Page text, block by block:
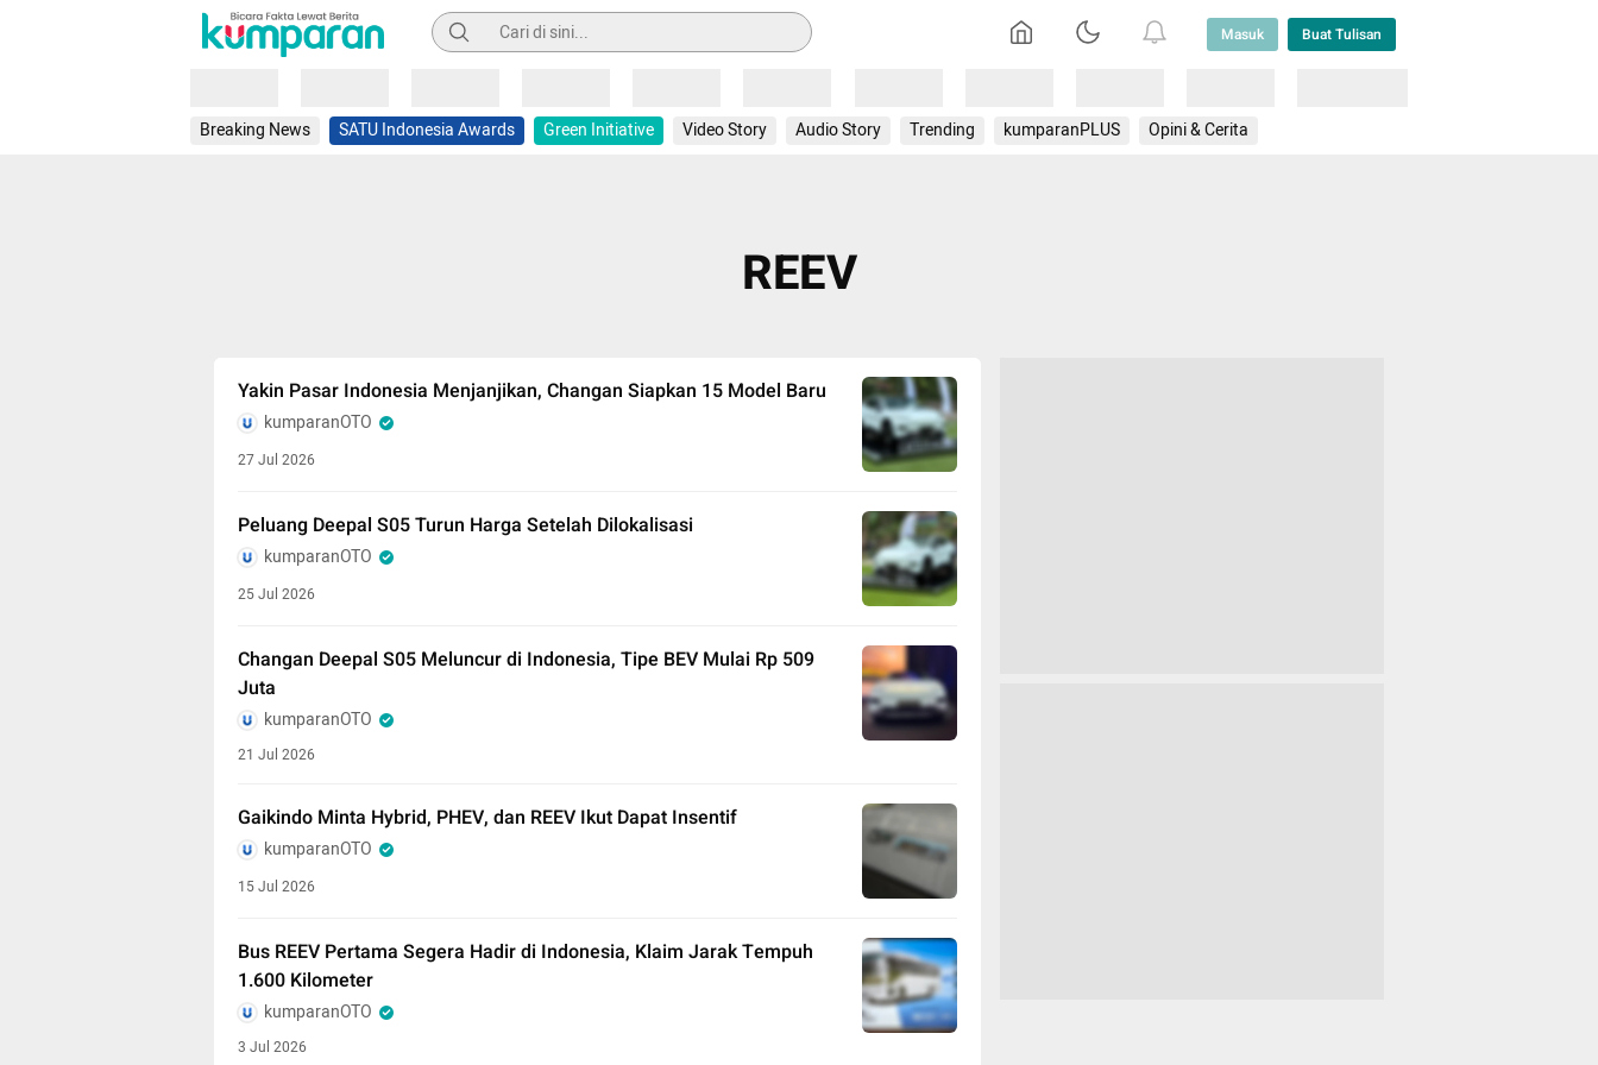
Pencarian Masuk Buat Tulisan
Breaking News SATU Indonesia Awards Green Initiative Video Story Audio Story Trending kumparanPLUS Opini & Cerita
REEV
Yakin Pasar Indonesia Menjanjikan, Changan Siapkan 15 Model Baru
kumparanOTO
27 Jul 2026
Peluang Deepal S05 Turun Harga Setelah Dilokalisasi
kumparanOTO
25 Jul 2026
Changan Deepal S05 Meluncur di Indonesia, Tipe BEV Mulai Rp 509
Juta
kumparanOTO
21 Jul 2026
Gaikindo Minta Hybrid, PHEV, dan REEV Ikut Dapat Insentif
kumparanOTO
15 Jul 2026
Bus REEV Pertama Segera Hadir di Indonesia, Klaim Jarak Tempuh
1.600 Kilometer
kumparanOTO
3 Jul 2026